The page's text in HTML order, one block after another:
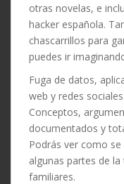
otras novelas, e
hacker española.
chascarrillos para
puedes ir
Fuga de datos,
web y redes
Conceptos,
documentados y
Podrás ver como
algunas partes de
familiares.